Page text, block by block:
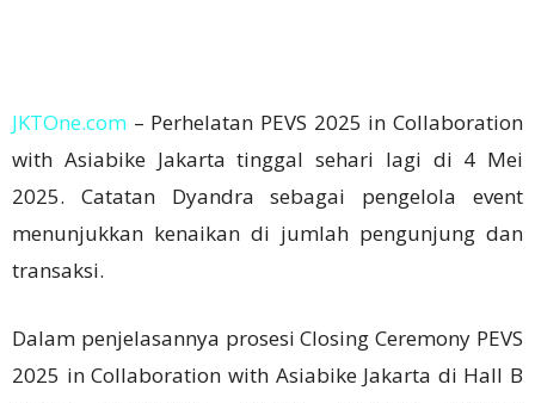
JKTOne.com – Perhelatan PEVS 2025 in Collaboration
with Asiabike Jakarta tinggal sehari lagi di 4 Mei
2025. Catatan Dyandra sebagai pengelola event
menunjukkan kenaikan di jumlah pengunjung dan
transaksi.
Dalam penjelasannya prosesi Closing Ceremony PEVS
2025 in Collaboration with Asiabike Jakarta di Hall B